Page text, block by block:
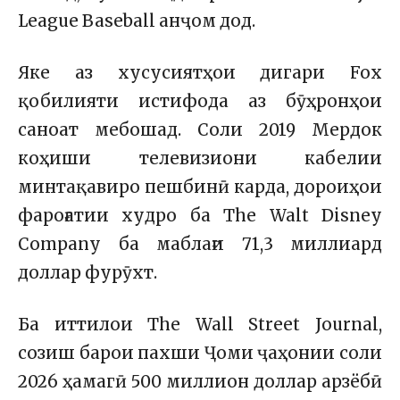
League Baseball анҷом дод.
Яке аз хусусиятҳои дигари Fox
қобилияти истифода аз бӯҳронҳои
саноат мебошад. Соли 2019 Мердок
коҳиши телевизиони кабелии
минтақавиро пешбинӣ карда, дороиҳои
фароғатии худро баThe Walt Disney
Company ба маблағи 71,3 миллиард
доллар фурӯхт.
Ба иттилоиThe Wall Street Journal,
созиш барои пахши Ҷоми ҷаҳонии соли
2026 ҳамагӣ 500 миллион доллар арзёбӣ